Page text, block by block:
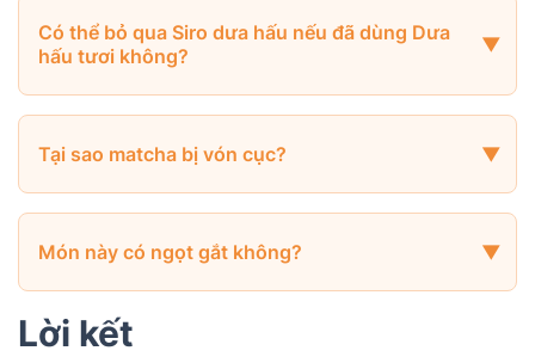
Có thể bỏ qua Siro dưa hấu nếu đã dùng Dưa
hấu tươi không?
Tại sao matcha bị vón cục?
Món này có ngọt gắt không?
Lời kết